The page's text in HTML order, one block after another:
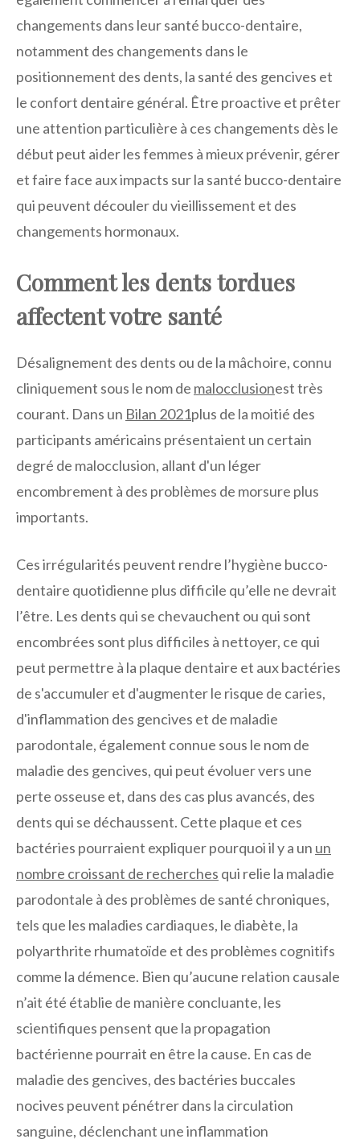
changements dans leur santé bucco-dentaire,
notamment des changements dans le
positionnement des dents, la santé des gencives et
le confort dentaire général. Être proactive et prêter
une attention particulière à ces changements dès le
début peut aider les femmes à mieux prévenir, gérer
et faire face aux impacts sur la santé bucco-dentaire
qui peuvent découler du vieillissement et des
changements hormonaux.
Comment les dents tordues
affectent votre santé
Désalignement des dents ou de la mâchoire, connu
cliniquement sous le nom de malocclusionest très
courant. Dans un Bilan 2021plus de la moitié des
participants américains présentaient un certain
degré de malocclusion, allant d'un léger
encombrement à des problèmes de morsure plus
importants.
Ces irrégularités peuvent rendre l’hygiène bucco-
dentaire quotidienne plus difficile qu’elle ne devrait
l’être. Les dents qui se chevauchent ou qui sont
encombrées sont plus difficiles à nettoyer, ce qui
peut permettre à la plaque dentaire et aux bactéries
de s'accumuler et d'augmenter le risque de caries,
d'inflammation des gencives et de maladie
parodontale, également connue sous le nom de
maladie des gencives, qui peut évoluer vers une
perte osseuse et, dans des cas plus avancés, des
dents qui se déchaussent. Cette plaque et ces
bactéries pourraient expliquer pourquoi il y a un un
nombre croissant de recherches qui relie la maladie
parodontale à des problèmes de santé chroniques,
tels que les maladies cardiaques, le diabète, la
polyarthrite rhumatoïde et des problèmes cognitifs
comme la démence. Bien qu’aucune relation causale
n’ait été établie de manière concluante, les
scientifiques pensent que la propagation
bactérienne pourrait en être la cause. En cas de
maladie des gencives, des bactéries buccales
nocives peuvent pénétrer dans la circulation
sanguine, déclenchant une inflammation